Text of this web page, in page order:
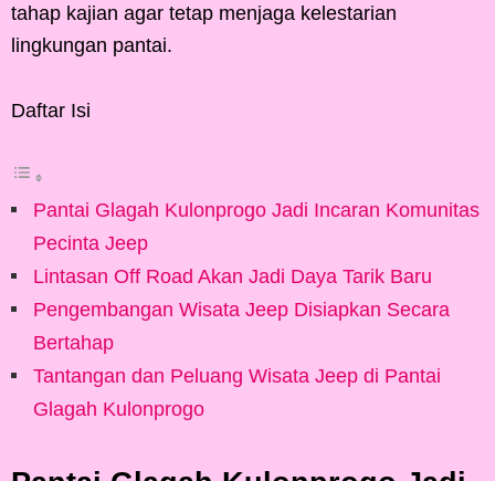
tahap kajian agar tetap menjaga kelestarian
lingkungan pantai.
Daftar Isi
Pantai Glagah Kulonprogo Jadi Incaran Komunitas
Pecinta Jeep
Lintasan Off Road Akan Jadi Daya Tarik Baru
Pengembangan Wisata Jeep Disiapkan Secara
Bertahap
Tantangan dan Peluang Wisata Jeep di Pantai
Glagah Kulonprogo